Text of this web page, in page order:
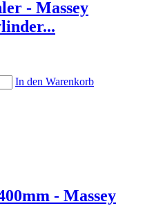
- Massey
In den Warenkorb
- Massey